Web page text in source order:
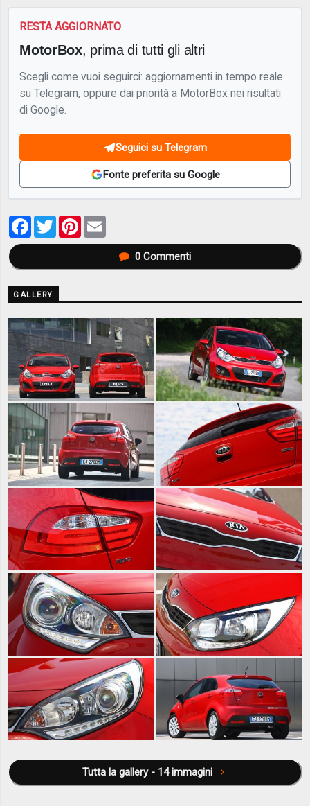
RESTA AGGIORNATO
MotorBox, prima di tutti gli altri
Scegli come vuoi seguirci: aggiornamenti in tempo reale
su Telegram, oppure dai priorità a MotorBox nei risultati
di Google.
Seguici su Telegram
Fonte preferita su Google
Facebook
TwitterPinterest
0Commenti
GALLERY
Tutta la gallery - 14 immagini